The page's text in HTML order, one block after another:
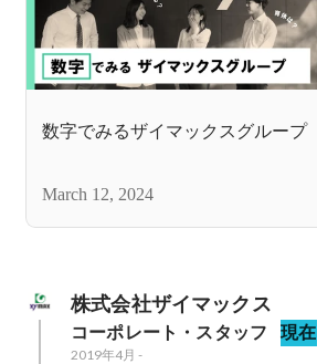
数字でみるザイマックスグループ
March 12, 2024
株式会社ザイマックス
コーポレート・スタッフ 現在
2019年4月 -